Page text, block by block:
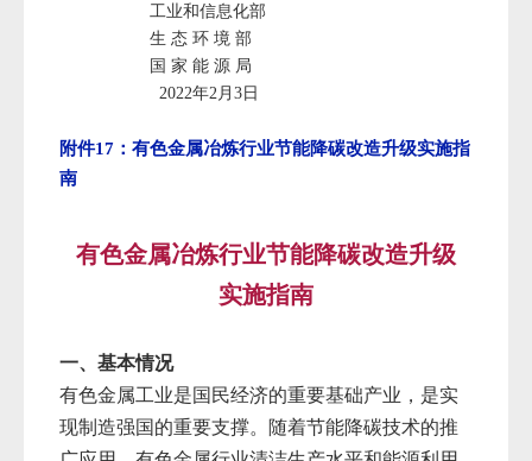
工业和信息化部
生 态 环 境 部
国 家 能 源 局
2022年2月3日
附件17：有色金属冶炼行业节能降碳改造升级实施指
南
有色金属冶炼行业节能降碳改造升级
实施指南
一、基本情况
有色金属工业是国民经济的重要基础产业，是实
现制造强国的重要支撑。随着节能降碳技术的推